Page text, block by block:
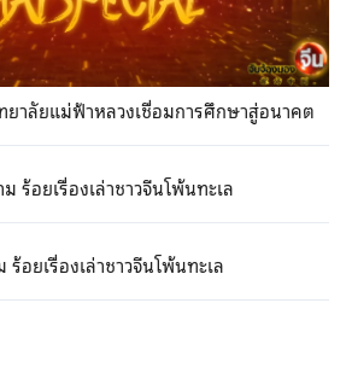
าลัยแม่ฟ้าหลวงเชื่อมการศึกษาสู่อนาคต
ร้อยเรื่องเล่าชาวจีนโพ้นทะเล
อยเรื่องเล่าชาวจีนโพ้นทะเล